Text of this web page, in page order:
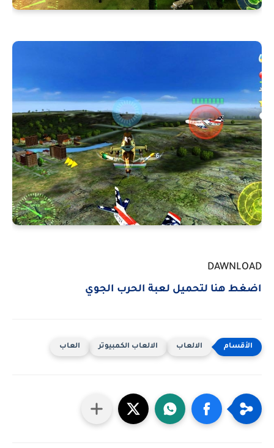
DAWNLOAD
اضغط هنا لتحميل لعبة الحرب الجوي
الالعاب الالعاب الكمبيوتر العاب